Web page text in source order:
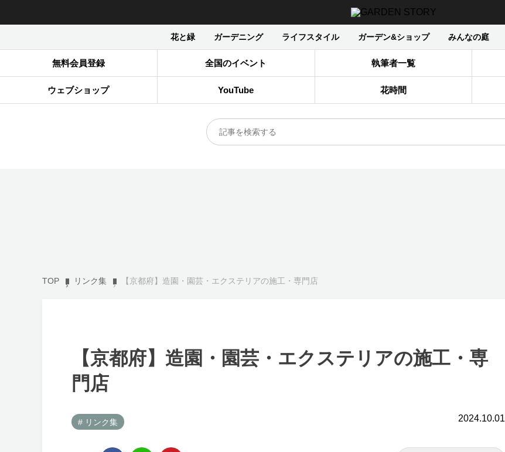
花と緑 ガーデニング ライフスタイル ガーデン&ショップ みんなの庭
無料会員登録 全国のイベント 執筆者一覧
ウェブショップ YouTube 花時間
TOP リンク集 【京都府】造園・園芸・エクステリアの施工・専門店
【京都府】造園・園芸・エクステリアの施工・専
門店
# リンク集 2024.10.01